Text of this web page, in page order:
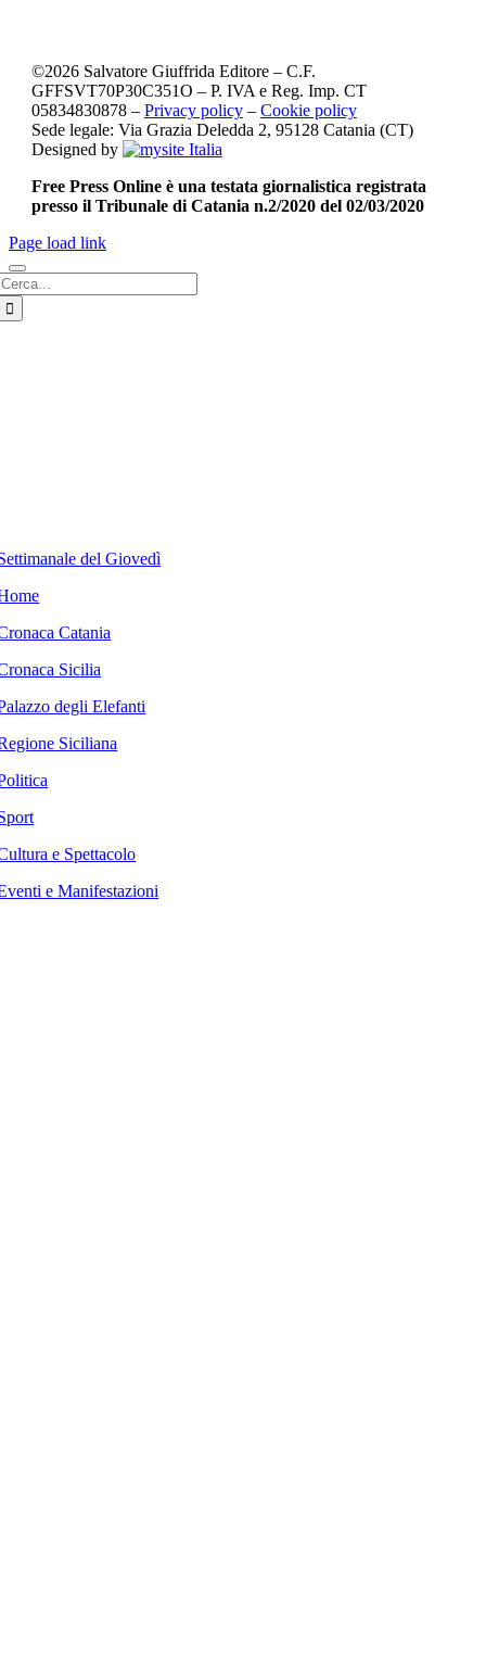
©2026Salvatore Giuffrida Editore – C.F.
GFFSVT70P30C351O – P. IVA e Reg. Imp. CT
05834830878 – Privacy policy– Cookie policy
Sede legale: Via Grazia Deledda 2, 95128 Catania (CT)
Designed by
Free Press Online è una testata giornalistica registrata
presso il Tribunale di Catania n.2/2020 del 02/03/2020
Page load link
del Giovedì
Catania
Sicilia
degli Elefanti
Siciliana
e Spettacolo
e Manifestazioni